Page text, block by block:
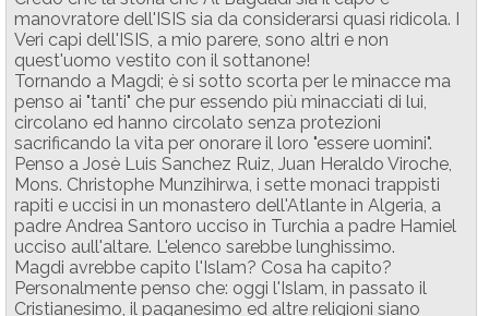
manovratore dell'ISIS sia da considerarsi quasi ridicola. I
Veri capi dell'ISIS, a mio parere, sono altri e non
quest'uomo vestito con il sottanone!
Tornando a Magdi; è si sotto scorta per le minacce ma
penso ai "tanti" che pur essendo più minacciati di lui,
circolano ed hanno circolato senza protezioni
sacrificando la vita per onorare il loro "essere uomini".
Penso a Josè Luis Sanchez Ruiz, Juan Heraldo Viroche,
Mons. Christophe Munzihirwa, i sette monaci trappisti
rapiti e uccisi in un monastero dell'Atlante in Algeria, a
padre Andrea Santoro ucciso in Turchia a padre Hamiel
ucciso aull'altare. L'elenco sarebbe lunghissimo.
Magdi avrebbe capito l'Islam? Cosa ha capito?
Personalmente penso che: oggi l'Islam, in passato il
Cristianesimo, il paganesimo ed altre religioni siano